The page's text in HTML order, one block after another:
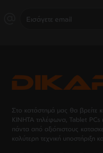
email
Στο κατάστημά μας θα βρείτε
ΚΙΝΗΤΑ τηλέφωνα, Tablet PCs
πάντα από αξιόπιστους
καλύτερη τεχνική υποστήριξη